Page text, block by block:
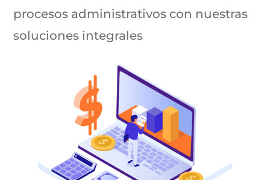
procesos administrativos con nuestras
soluciones integrales